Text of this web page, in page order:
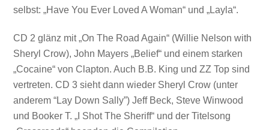
selbst: „Have You Ever Loved A Woman“ und „Layla“.
CD 2 glänz mit „On The Road Again“ (Willie Nelson with
Sheryl Crow), John Mayers „Belief“ und einem starken
„Cocaine“ von Clapton. Auch B.B. King und ZZ Top sind
vertreten. CD 3 sieht dann wieder Sheryl Crow (unter
anderem “Lay Down Sally”) Jeff Beck, Steve Winwood
und Booker T. „I Shot The Sheriff“ und der Titelsong